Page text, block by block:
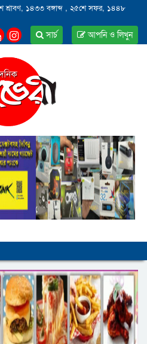
শ্রাবণ, ১৪৩৩ বঙ্গাব্দ , ২৫শে সফর, ১৪৪৮
আপনি ও লিখুন
সার্চ